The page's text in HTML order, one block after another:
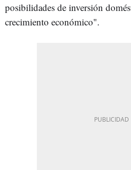
posibilidades de inversión
crecimiento económico".